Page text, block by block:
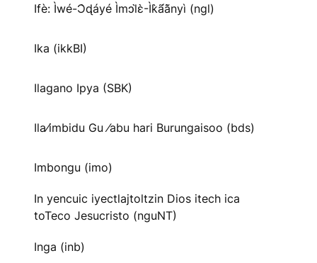
Ifè: Ìwé-Ɔ̀ɖáyé Ìmↄl̀ɛ̀-Ìk̀ã́ã̀nyì (ngl)
Ika (ikkBI)
Ilagano Ipya (SBK)
Ila⁄imbidu Gu ⁄abu hari Burungaisoo (bds)
Imbongu (imo)
In yencuic iyectlajtoltzin Dios itech ica
toTeco Jesucristo (nguNT)
Inga (inb)